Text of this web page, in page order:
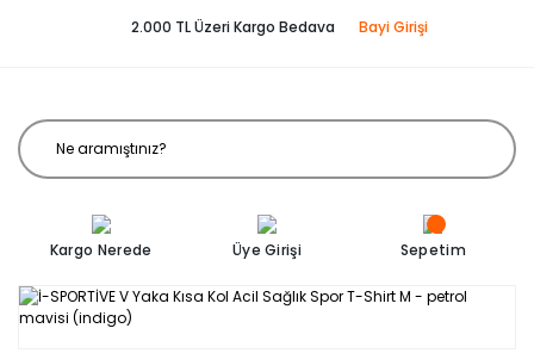
2.000 TL Üzeri Kargo Bedava Bayi Girişi
Kargo Nerede Üye Girişi Sepetim